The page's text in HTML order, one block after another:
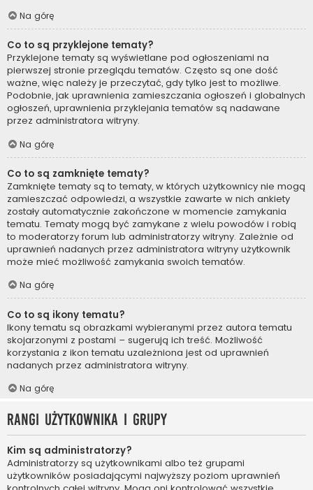
Na górę
Co to są przyklejone tematy?
Przyklejone tematy są wyświetlane pod ogłoszeniami na
pierwszej stronie przeglądu tematów. Często są one dość
ważne, więc należy je przeczytać, gdy tylko jest to możliwe.
Podobnie, jak uprawnienia zamieszczania ogłoszeń i globalnych
ogłoszeń, uprawnienia przyklejania tematów są nadawane
przez administratora witryny.
Na górę
Co to są zamknięte tematy?
Zamknięte tematy są to tematy, w których użytkownicy nie mogą
zamieszczać odpowiedzi, a wszystkie zawarte w nich ankiety
zostały automatycznie zakończone w momencie zamykania
tematu. Tematy mogą być zamykane z wielu powodów i robią
to moderatorzy forum lub administratorzy witryny. Zależnie od
uprawnień nadanych przez administratora witryny użytkownik
może mieć możliwość zamykania swoich tematów.
Na górę
Co to są ikony tematu?
Ikony tematu są obrazkami wybieranymi przez autora tematu
skojarzonymi z postami – sugerują ich treść. Możliwość
korzystania z ikon tematu uzależniona jest od uprawnień
nadanych przez administratora witryny.
Na górę
Rangi użytkownika i grupy
Kim są administratorzy?
Administratorzy są użytkownikami albo też grupami
użytkowników posiadającymi najwyższy poziom uprawnień